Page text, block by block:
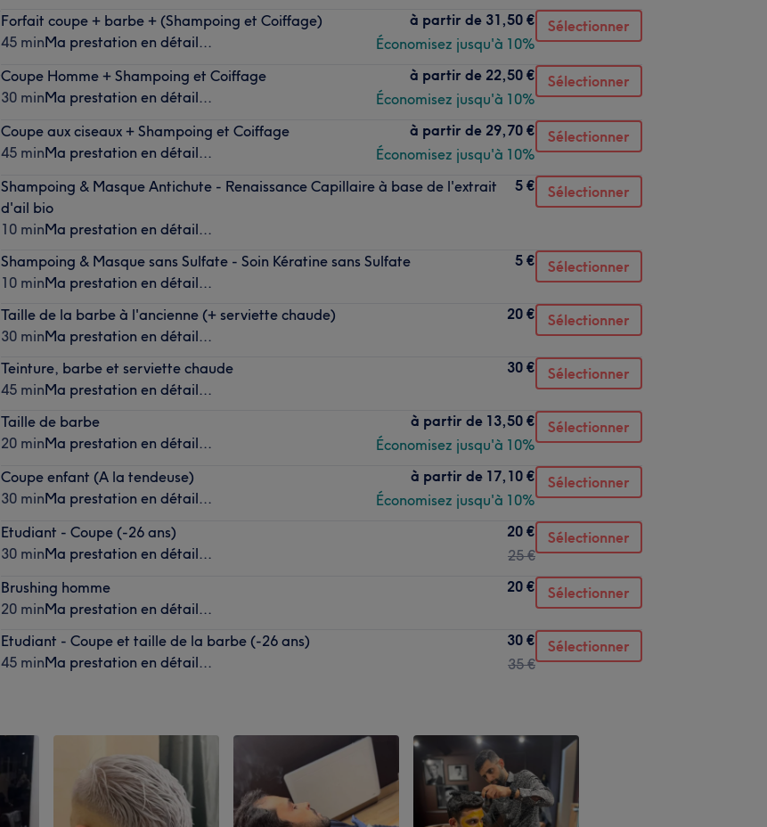
Forfait coupe + barbe + (Shampoing et Coiffage)
45 minMa prestation en détail...
à partir de 31,50 €
Économisez jusqu'à 10%
Sélectionner
Coupe Homme + Shampoing et Coiffage
30 minMa prestation en détail...
à partir de 22,50 €
Économisez jusqu'à 10%
Sélectionner
Coupe aux ciseaux + Shampoing et Coiffage
45 minMa prestation en détail...
à partir de 29,70 €
Économisez jusqu'à 10%
Sélectionner
Shampoing & Masque Antichute - Renaissance Capillaire à base de l'extrait
d'ail bio
10 minMa prestation en détail...
5 € Sélectionner
Shampoing & Masque sans Sulfate - Soin Kératine sans Sulfate
10 minMa prestation en détail...
5 € Sélectionner
Taille de la barbe à l'ancienne (+ serviette chaude)
30 minMa prestation en détail...
20 € Sélectionner
Teinture, barbe et serviette chaude
45 minMa prestation en détail...
30 € Sélectionner
Taille de barbe
20 minMa prestation en détail...
à partir de 13,50 €
Économisez jusqu'à 10%
Sélectionner
Coupe enfant (A la tendeuse)
30 minMa prestation en détail...
à partir de 17,10 €
Économisez jusqu'à 10%
Sélectionner
Etudiant - Coupe (-26 ans)
30 minMa prestation en détail...
20 €
25 €
Sélectionner
Brushing homme
20 minMa prestation en détail...
20 € Sélectionner
Etudiant - Coupe et taille de la barbe (-26 ans)
45 minMa prestation en détail...
30 €
35 €
Sélectionner